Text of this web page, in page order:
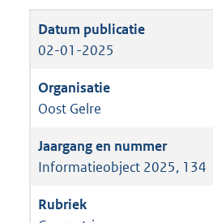
02-01-2025
Oost Gelre
Informatieobject 2025, 134